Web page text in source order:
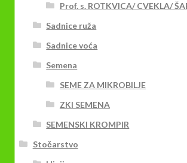
Prof. s. ROTKVICA/ CVEKLA/
Sadnice ruža
Sadnice voća
Semena
SEME ZA MIKROBILJE
ZKI SEMENA
SEMENSKI KROMPIR
Stočarstvo